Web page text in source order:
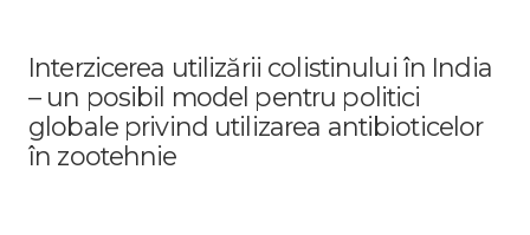
Interzicerea utilizării colistinului în India
– un posibil model pentru politici
globale privind utilizarea antibioticelor
în zootehnie